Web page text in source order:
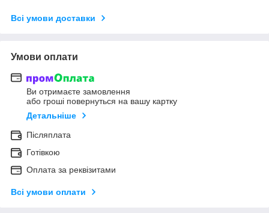
Всі умови доставки
Умови оплати
Ви отримаєте замовлення
або гроші повернуться на вашу картку
Детальніше
Післяплата
Готівкою
Оплата за реквізитами
Всі умови оплати